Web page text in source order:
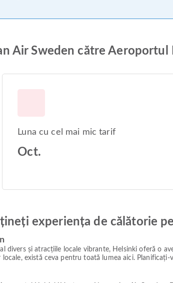
Air Sweden către Aeroportul
Luna cu cel mai mic tarif
Oct.
experiența de călătorie
divers și atracțiile locale vibrante, Helsinki oferă o
există ceva pentru toată lumea aici.